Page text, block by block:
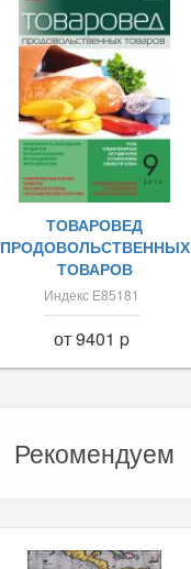
ТОВАРОВЕД
ПРОДОВОЛЬСТВЕННЫХ
ТОВАРОВ
Индекс Е85181
от 9401 p
Рекомендуем